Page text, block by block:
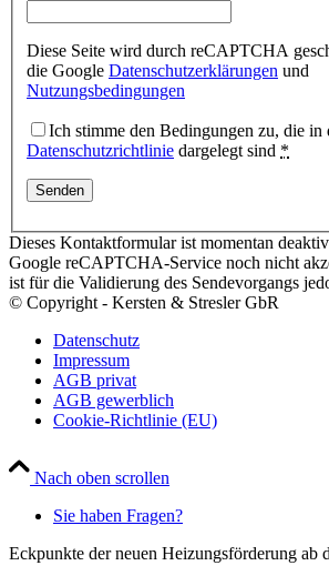
Diese Seite wird durch reCAPTCHA
die Google Datenschutzerklärungen und
Nutzungsbedingungen
Ich stimme den Bedingungen zu, die in
Datenschutzrichtlinie dargelegt sind *
Dieses Kontaktformular ist momentan
Google reCAPTCHA-Service noch nicht
ist für die Validierung des Sendevorgangs
© Copyright - Kersten & Stresler GbR
Datenschutz
Impressum
AGB privat
AGB gewerblich
Cookie-Richtlinie (EU)
Nach oben scrollen
Sie haben Fragen?
Eckpunkte der neuen Heizungsförderung ab